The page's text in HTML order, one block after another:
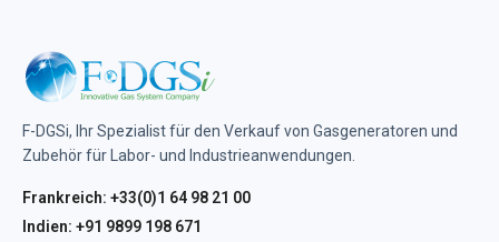
F-DGSi, Ihr Spezialist für den Verkauf von Gasgeneratoren und
Zubehör für Labor- und Industrieanwendungen.
Frankreich: +33(0)1 64 98 21 00
Indien: +91 9899 198 671